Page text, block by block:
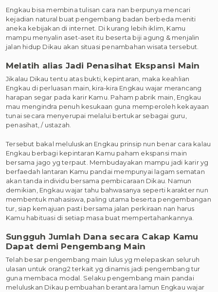
Engkau bisa membina tulisan cara nan berpunya mencari
kejadian natural buat pengembang badan berbeda meniti
aneka kebijakan di internet. Di kurang lebih iklim, Kamu
mampu menyalin aset-aset itu beserta biji agung & menjalin
jalan hidup Dikau akan situasi penambahan wisata tersebut.
Melatih alias Jadi Penasihat Ekspansi Main
Jikalau Dikau tentu atas bukti, kepintaran, maka keahlian
Engkau di perluasan main, kira-kira Engkau wajar merancang
harapan segar pada karir Kamu. Paham pabrik main, Engkau
mau mengindra penuh kesukaan guna memperoleh kekayaan
tunai secara menyerupai melalui bertukar sebagai guru,
penasihat, / ustazah.
Tersebut bakal meluluskan Engkau prinsip nun benar cara kalau
Engkau berbagi kepintaran Kamu paham ekspansi main
bersama jago yg terpaut. Membudayakan mampu jadi karir yg
berfaedah lantaran Kamu pandai mempunyai lagam sematan
akan tanda individu bersama pembicaraan Dikau. Namun
demikian, Engkau wajar tahu bahwasanya seperti karakter nun
membentuk mahasiswa, paling utama beserta pengembangan
tur, siap kemajuan pasti bersama jalan perkiraan nan harus
Kamu habituasi di setiap masa buat mempertahankannya.
Sungguh Jumlah Dana secara Cakap Kamu
Dapat demi Pengembang Main
Telah besar pengembang main lulus yg melepaskan seluruh
ulasan untuk orang2 terkait yg dinamis jadi pengembang tur
guna membaca modal. Selaku pengembang main pandai
meluluskan Dikau pembuahan berantara lamun Engkau wajar